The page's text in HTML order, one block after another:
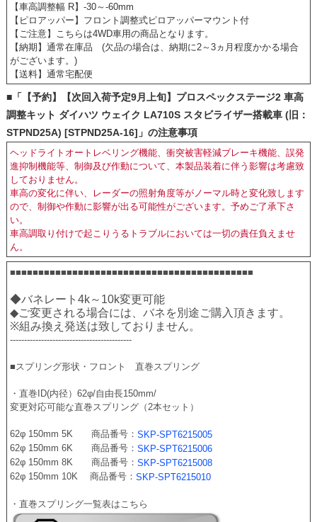
【車高調整幅 R】-30～-60mm
【ピロアッパー】フロント調整式ピロアッパーマウント付
【ご注意】こちらは4WD車用の商品となります。
【納期】通常在庫品 (欠品の場合は、納期に2～3ヵ月程度かかる場合
がございます。)
【送料】通常宅配便
■「【予約】【次回入荷予定9月上旬】プロスペックステージ2 車高
調整キット ダイハツ ウェイク LA710S スタビライザー搭載車 (旧：
STPND25A) [STPND25A-16]」の注意事項
ヘッドライトオートレベリング機能、衝突被害軽減ブレーキ機能、誤発
進抑制機能等、制御及び作動について、本製品装着に伴う影響は考慮致
しておりません。
車高の変化に伴い、レーダーの照射角度等がノーマル時と変化致します
ので、制御や作動に影響が出る可能性がございます。予めご了承下さ
い。
車高調取り付けで起こりうるトラブルにおいては一切の責任負えませ
ん。
■■■■■■■■■■■■■■■■■■■■■■■■■■■■■■■■■■■■■■■■■■■
◆バネレート4k～10k変更可能
◆ご変更される場合には、バネを別途ご購入頂きます。
※組み換え発送は致しておりません。
-------------------------------------------
■スプリング形状・フロント　直巻スプリング
・直巻ID(内径）62φ/自由長150mm/
変更対応可能な直巻スプリング（2本セット）
62φ 150mm 5K　　商品番号： SKP-SPT6215005
62φ 150mm 6K　　商品番号： SKP-SPT6215006
62φ 150mm 8K　　商品番号： SKP-SPT6215008
62φ 150mm 10K　 商品番号： SKP-SPT6215010
・直巻スプリング一覧表はこちら